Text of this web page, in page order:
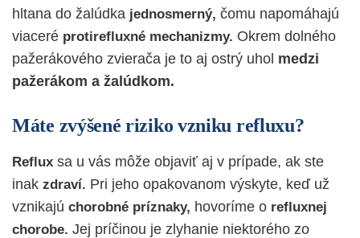
hltana do žalúdka jednosmerný, čomu napomáhajú
viaceré protirefluxné mechanizmy. Okrem dolného
pažerákového zvierača je to aj ostrý uhol medzi
pažerákom a žalúdkom.
Máte zvýšené riziko vzniku refluxu?
Reflux sa u vás môže objaviť aj v prípade, ak ste
inak zdraví. Pri jeho opakovanom výskyte, keď už
vznikajú chorobné príznaky, hovoríme o refluxnej
chorobe. Jej príčinou je zlyhanie niektorého zo